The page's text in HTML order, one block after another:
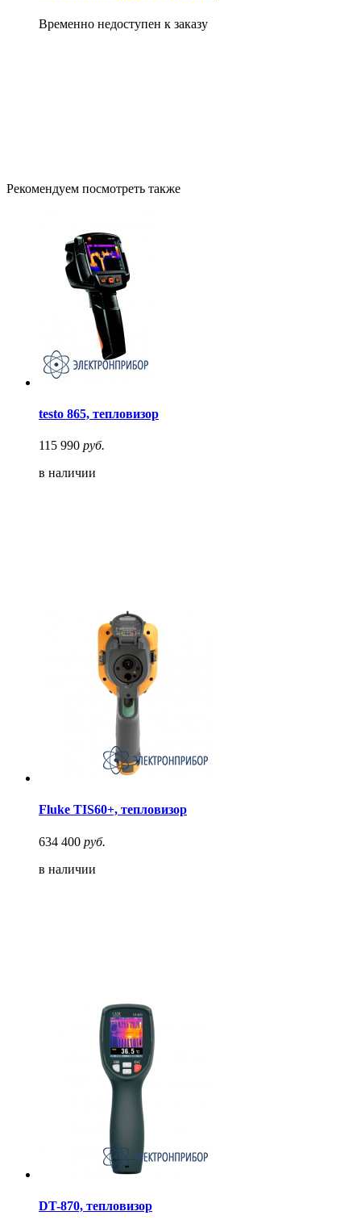
Временно недоступен к заказу
Рекомендуем посмотреть также
testo 865, тепловизор
115 990 руб.
в наличии
Fluke TIS60+, тепловизор
634 400 руб.
в наличии
DT-870, тепловизор